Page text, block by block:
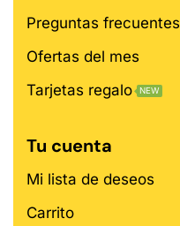
Preguntas frecuentes
Ofertas del mes
Tarjetas regalo
NEW
Tu cuenta
Mi lista de deseos
Carrito